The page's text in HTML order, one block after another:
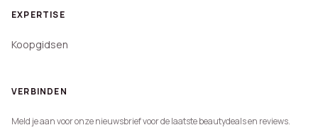
EXPERTISE
Koopgidsen
VERBINDEN
Meld je aan voor onze nieuwsbrief voor de laatste beautydeals en reviews.